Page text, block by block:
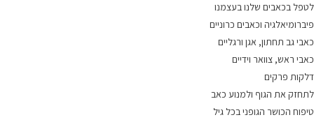
לטפל בכאבים שלנו בעצמנו
פיברומיאלגיה וכאבים כרוניים
כאבי גב תחתון, אגן ורגליים
כאבי ראש, צוואר וידיים
דלקות פרקים
לתחזק את הגוף ולמנוע כאב
טיפוח הכושר הגופני בכל גיל